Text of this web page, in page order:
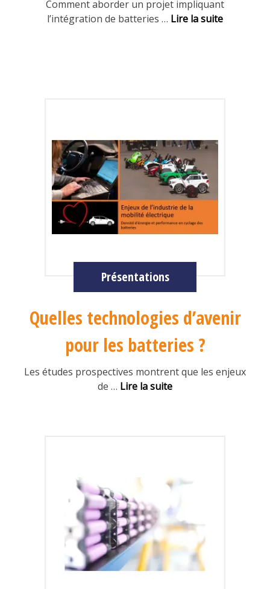
Comment aborder un projet impliquant
l’intégration de batteries … Lire la suite
Présentations
Quelles technologies d’avenir
pour les batteries ?
Les études prospectives montrent que les enjeux
de … Lire la suite